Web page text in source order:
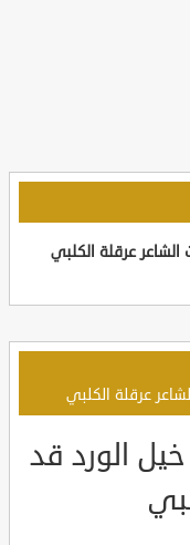
عرقلة الكلبي
عرقلة الكلبي
الورد قد